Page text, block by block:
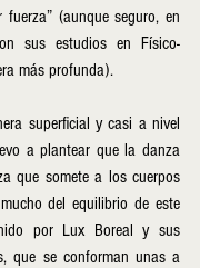
(aunque seguro, en
sus estudios en Físico-
más profunda).
superficial y casi a nivel
a plantear que la danza
que somete a los cuerpos
del equilibrio de este
por Lux Boreal y sus
que se conforman unas a